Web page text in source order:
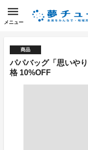
メニュー
商品
パパバッグ「思いや
格 10%OFF